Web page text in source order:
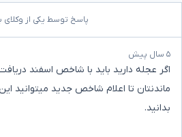
پاسخ توسط یکی از وکلای
۵ سال پیش
اگر عجله دارید باید با شاخص اسفند
ماندنتان تا اعلام شاخص جدید میتوانید
بدانید.